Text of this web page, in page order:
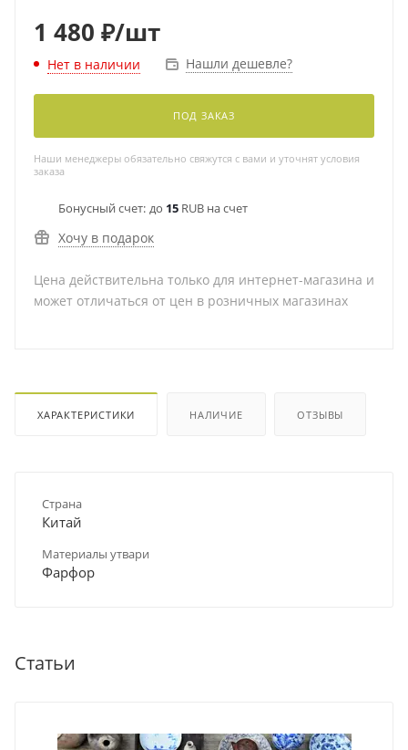
1 480 ₽/шт
Нет в наличии Нашли дешевле?
ПОД ЗАКАЗ
Наши менеджеры обязательно свяжутся с вами и уточнят условия
заказа
Бонусный счет: до 15 RUB на счет
Хочу в подарок
Цена действительна только для интернет-магазина и
может отличаться от цен в розничных магазинах
ХАРАКТЕРИСТИКИ НАЛИЧИЕ ОТЗЫВЫ
Страна
Китай
Материалы утвари
Фарфор
Статьи